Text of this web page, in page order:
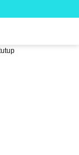
Berjibaku